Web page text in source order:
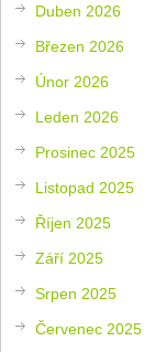
Duben 2026
Březen 2026
Únor 2026
Leden 2026
Prosinec 2025
Listopad 2025
Říjen 2025
Září 2025
Srpen 2025
Červenec 2025